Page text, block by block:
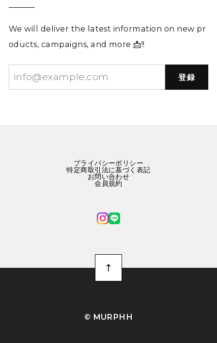
We will deliver the latest information on new pr
oducts, campaigns, and more 📩!!
登録
プライバシーポリシー
特定商取引法に基づく表記
お問い合わせ
会員規約
©︎ MURPHH